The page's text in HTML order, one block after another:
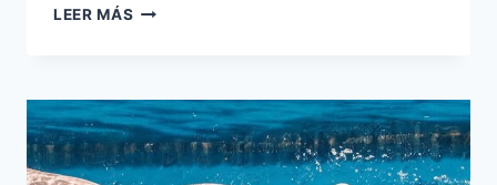
LEER MÁS PALAS
USARLAS
SIN
LESIONARTE
EL